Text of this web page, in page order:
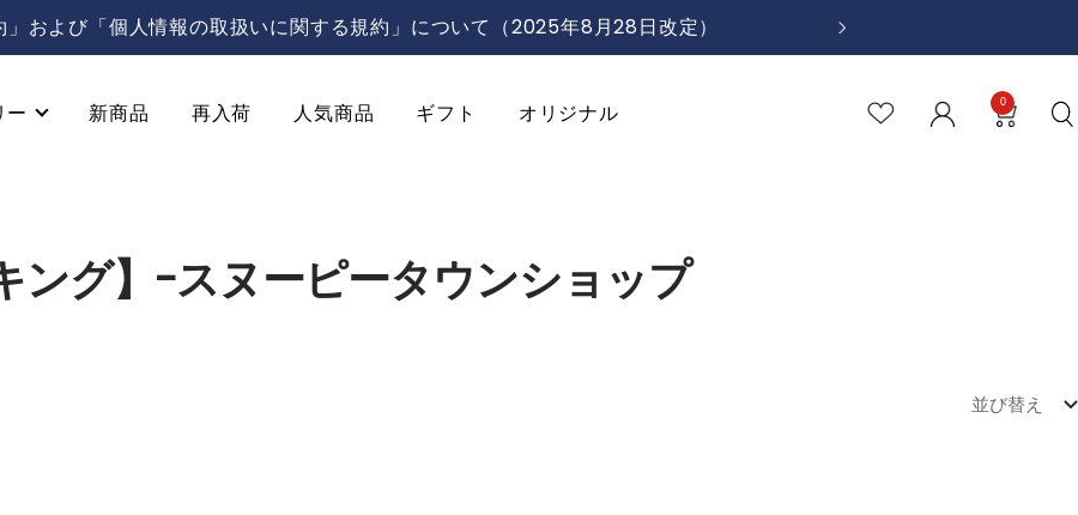
」および「個人情報の取扱いに関する規約」について（2025年8月28日改定）
次
ー 新商品 再入荷 人気商品 ギフト オリジナル 0
ング】-スヌーピータウンショップ
並び替え